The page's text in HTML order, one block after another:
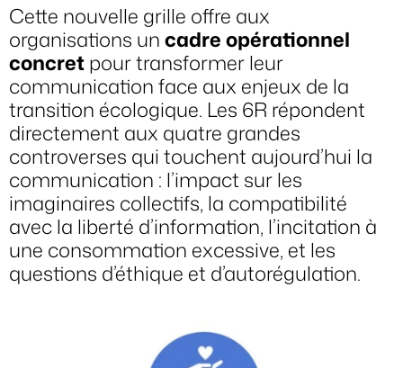
Cette nouvelle grille offre aux
organisations uncadre opérationnel
concretpour transformer leur
communication face aux enjeux de la
transition écologique. Les 6R répondent
directement aux quatre grandes
controverses qui touchent aujourd’hui la
communication : l’impact sur les
imaginaires collectifs, la compatibilité
avec la liberté d’information, l’incitation à
une consommation excessive, et les
questions d’éthique et d’autorégulation.